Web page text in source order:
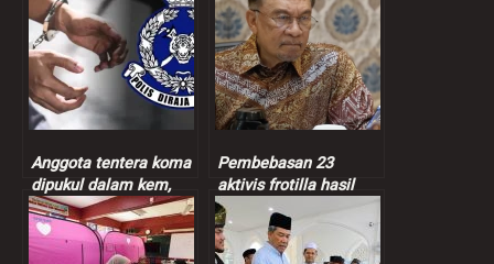
Anggota tentera koma
dipukul dalam kem,
polis tahan koperal
Pembebasan 23
aktivis frotilla hasil
strategi Anwar,
kebijaksanaan
diplomasi Malaysia